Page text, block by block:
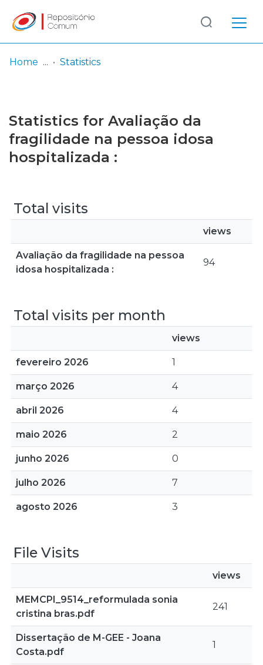
Browse repository
Entities
Log
In
(current)
Home Statistics
Statistics for Avaliação da
fragilidade na pessoa idosa
hospitalizada :
Total visits
views
Avaliação da fragilidade na pessoa
idosa hospitalizada :
94
Total visits per month
views
fevereiro 2026 1
março 2026 4
abril 2026 4
maio 2026 2
junho 2026 0
julho 2026 7
agosto 2026 3
File Visits
views
MEMCPI_9514_reformulada sonia
cristina bras.pdf
241
Dissertação de M-GEE - Joana
Costa.pdf
1